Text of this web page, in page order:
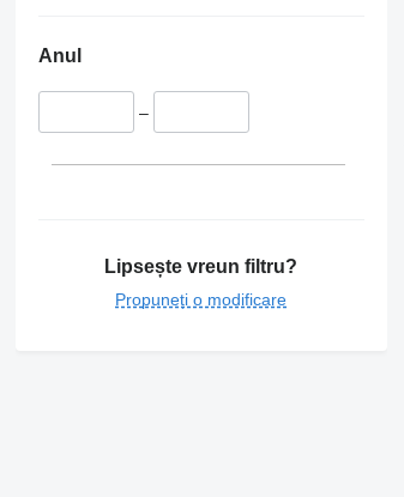
Anul
–
Lipsește vreun filtru?
Propuneți o modificare